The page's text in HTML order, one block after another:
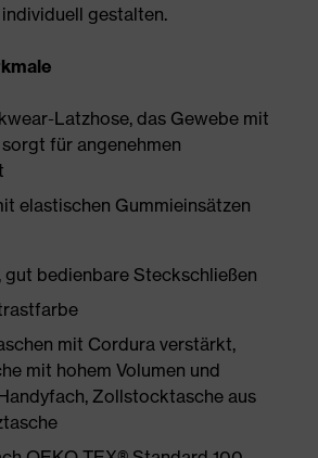
gestalten.
Latzhose, das Gewebe mit
für angenehmen
elastischen Gummieinsätzen
bedienbare Steckschließen
mit Cordura verstärkt,
mit hohem Volumen und
Zollstocktasche aus